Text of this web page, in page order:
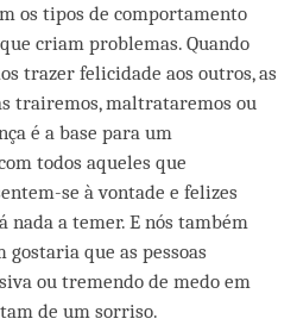
os tipos de comportamento
criam problemas. Quando
trazer felicidade aos outros, as
trairemos, maltrataremos ou
é a base para um
todos aqueles que
se à vontade e felizes
nada a temer. E nós também
gostaria que as pessoas
ou tremendo de medo em
de um sorriso.